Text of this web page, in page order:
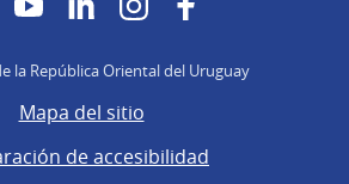
la República Oriental del Uruguay
Mapa del sitio
de accesibilidad